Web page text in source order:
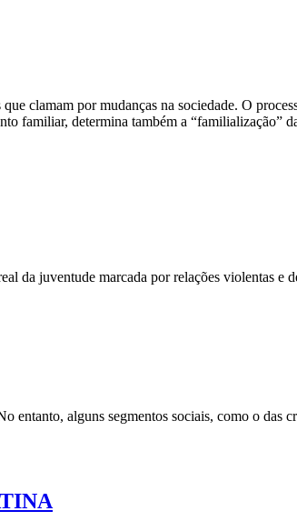
clamam por mudanças na sociedade. O
familiar, determina também a “familialização”
da juventude marcada por relações violentas e
entanto, alguns segmentos sociais, como o das